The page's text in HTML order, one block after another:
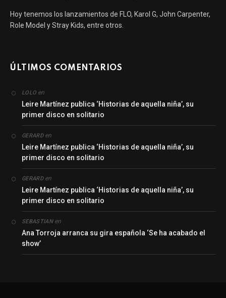
Hoy tenemos los lanzamientos de FLO, Karol G, John Carpenter,
Role Model y Stray Kids, entre otros.
ÚLTIMOS COMENTARIOS
LOLO en
Leire Martínez publica ‘Historias de aquella niña’, su
primer disco en solitario
GERARDen
Leire Martínez publica ‘Historias de aquella niña’, su
primer disco en solitario
GERARDen
Leire Martínez publica ‘Historias de aquella niña’, su
primer disco en solitario
SEBASTIANen
Ana Torroja arranca su gira española ‘Se ha acabado el
show’